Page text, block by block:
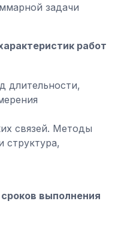
задачи
работ
длительности,
связей. Методы
структура,
выполнения